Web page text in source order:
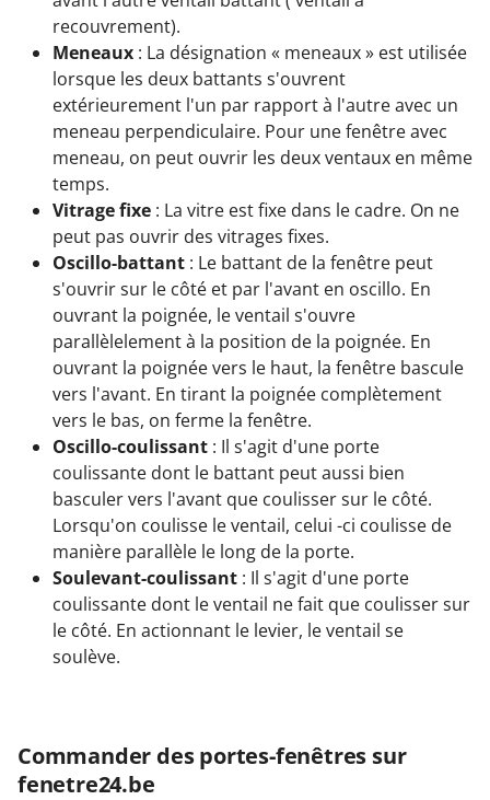
recouvrement).
Meneaux : La désignation « meneaux » est utilisée
lorsque les deux battants s'ouvrent
extérieurement l'un par rapport à l'autre avec un
meneau perpendiculaire. Pour une fenêtre avec
meneau, on peut ouvrir les deux ventaux en même
temps.
Vitrage fixe : La vitre est fixe dans le cadre. On ne
peut pas ouvrir des vitrages fixes.
Oscillo-battant : Le battant de la fenêtre peut
s'ouvrir sur le côté et par l'avant en oscillo. En
ouvrant la poignée, le ventail s'ouvre
parallèlelement à la position de la poignée. En
ouvrant la poignée vers le haut, la fenêtre bascule
vers l'avant. En tirant la poignée complètement
vers le bas, on ferme la fenêtre.
Oscillo-coulissant : Il s'agit d'une porte
coulissante dont le battant peut aussi bien
basculer vers l'avant que coulisser sur le côté.
Lorsqu'on coulisse le ventail, celui -ci coulisse de
manière parallèle le long de la porte.
Soulevant-coulissant : Il s'agit d'une porte
coulissante dont le ventail ne fait que coulisser sur
le côté. En actionnant le levier, le ventail se
soulève.
Commander des portes-fenêtres sur
fenetre24.be